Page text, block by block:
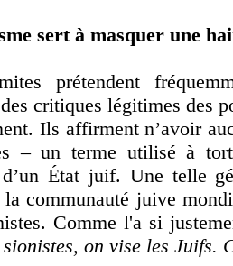
sert à masquer une
prétendent
critiques légitimes des
Ils affirment n’avoir
– un terme utilisé à
d’un État juif. Une telle
communauté juive
Comme l'a si
on vise les Juifs.